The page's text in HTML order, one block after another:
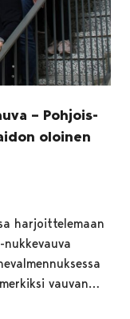
– Pohjois-
oloinen
harjoittelemaan
vauvan…